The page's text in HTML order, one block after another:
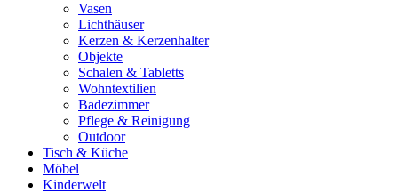
Vasen
Lichthäuser
Kerzen & Kerzenhalter
Objekte
Schalen & Tabletts
Wohntextilien
Badezimmer
Pflege & Reinigung
Outdoor
Tisch & Küche
Möbel
Kinderwelt